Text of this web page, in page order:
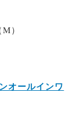
）
オールインワ